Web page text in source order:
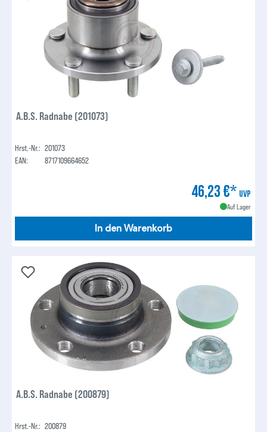
A.B.S. Radnabe (201073)
Hrst.-Nr.: 201073
EAN:
8717109664652
46,23 €* UVP
Auf Lager
In den Warenkorb
A.B.S. Radnabe (200879)
Hrst.-Nr.: 200879